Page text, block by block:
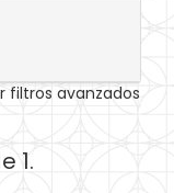
filtros avanzados
1.